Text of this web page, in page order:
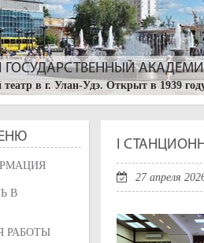
ГОСУДАРСТВЕННЫЙ
в г. Улан-Удэ. Открыт в 1939
В
РАБОТЫ
I
27 апреля